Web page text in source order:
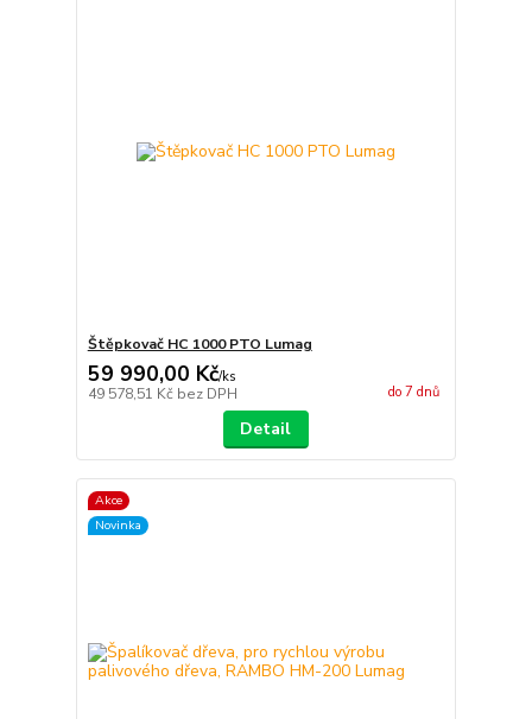
Štěpkovač HC 1000 PTO Lumag
59 990,00 Kč/ks
49 578,51 Kč bez DPH do 7 dnů
Detail
Akce
Novinka